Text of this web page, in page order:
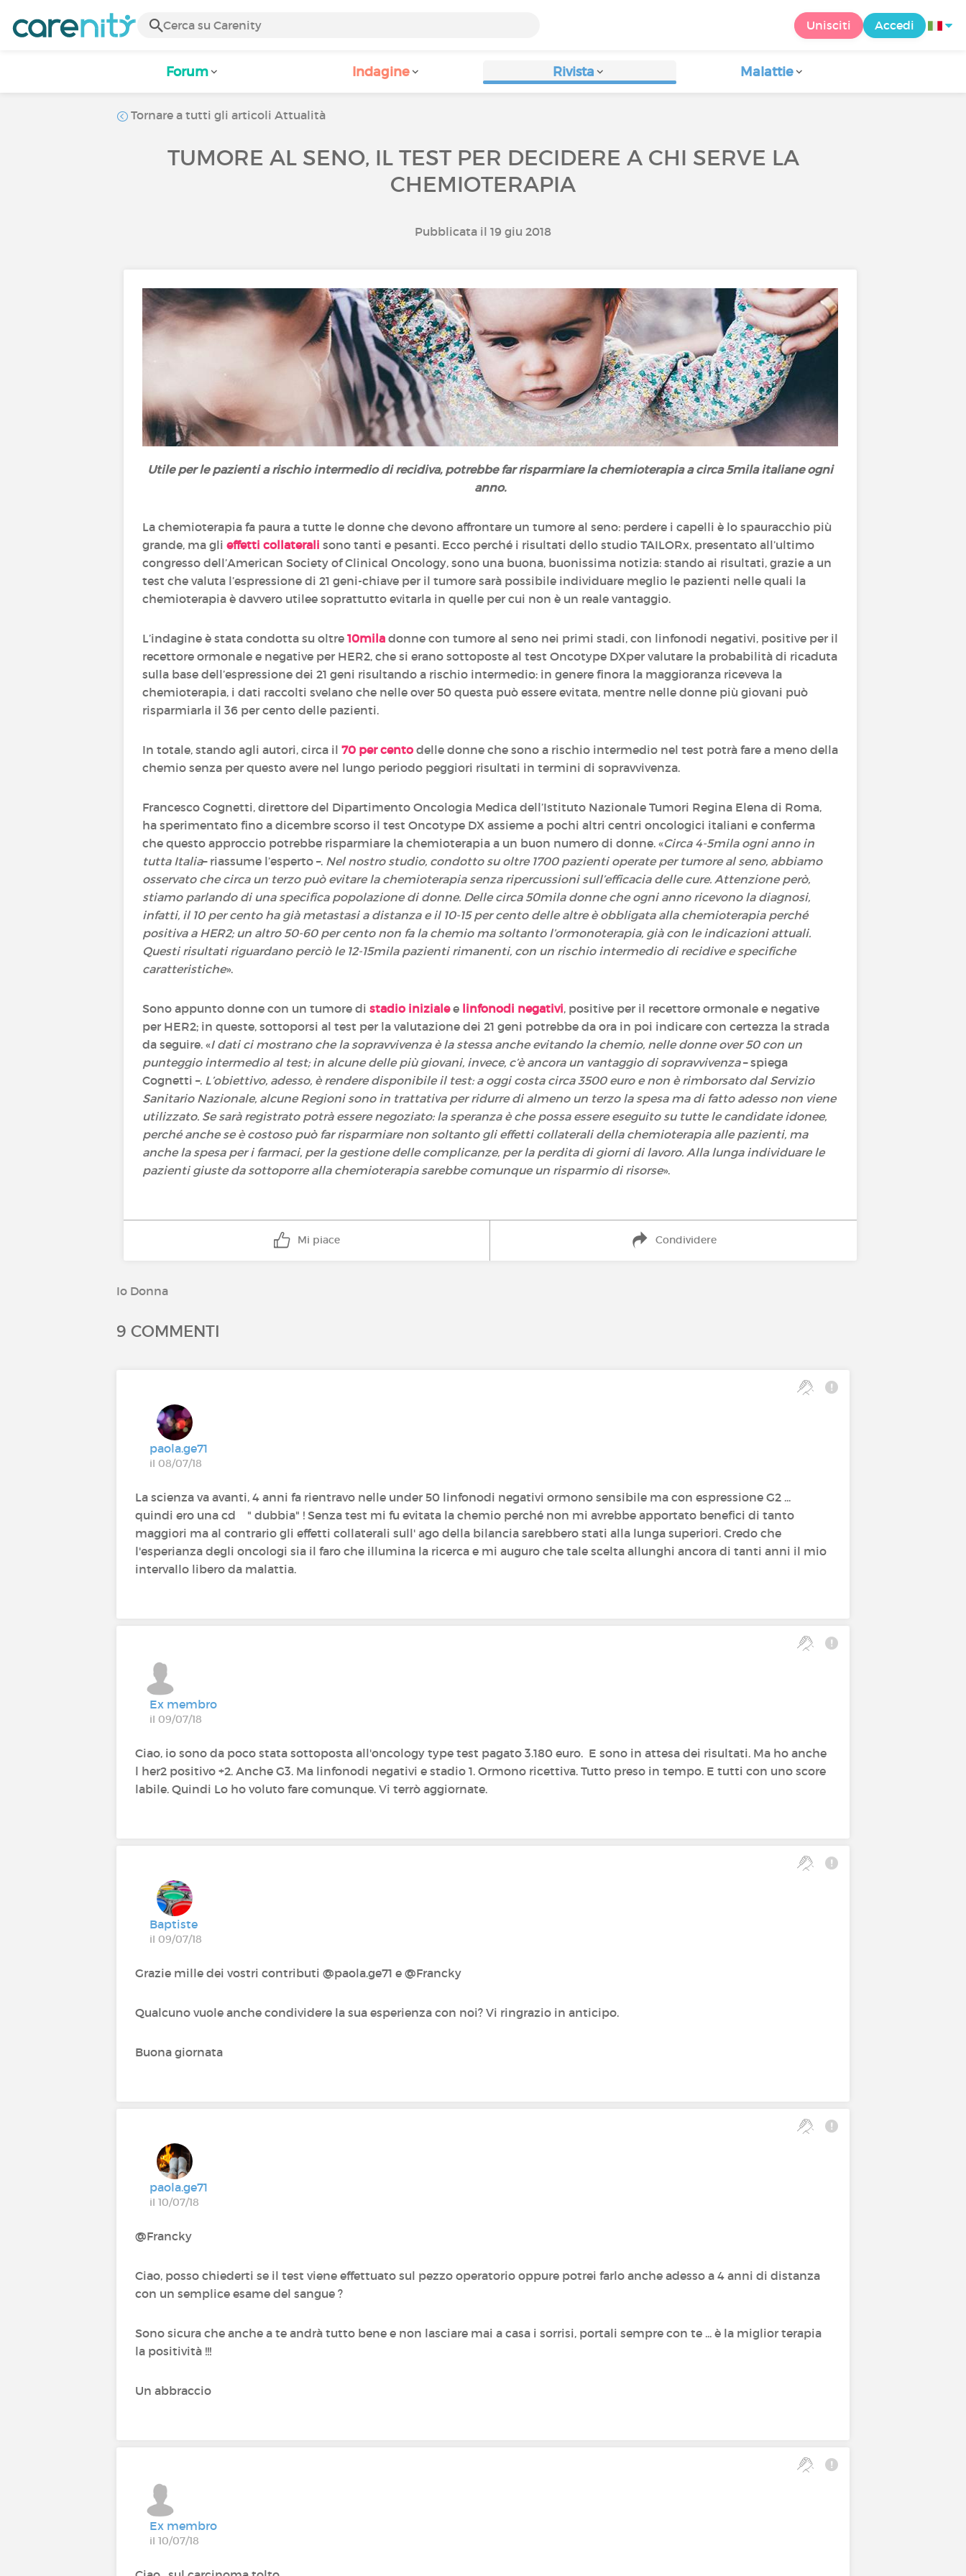
Unisciti Accedi
Forum Indagine Rivista Malattie
Tornare a tutti gli articoli Attualità
TUMORE AL SENO, IL TEST PER DECIDERE A CHI SERVE LA
CHEMIOTERAPIA
Pubblicata il 19 giu 2018
Utile per le pazienti a rischio intermedio di recidiva, potrebbe far risparmiare la chemioterapia a circa 5mila italiane ogni
anno.
La chemioterapia fa paura a tutte le donne che devono affrontare un tumore al seno: perdere i capelli è lo spauracchio più
grande, ma gli effetti collaterali sono tanti e pesanti. Ecco perché i risultati dello studio TAILORx, presentato all’ultimo
congresso dell’American Society of Clinical Oncology, sono una buona, buonissima notizia: stando ai risultati, grazie a un
test che valuta l’espressione di 21 geni-chiave per il tumore sarà possibile individuare meglio le pazienti nelle quali la
chemioterapia è davvero utilee soprattutto evitarla in quelle per cui non è un reale vantaggio.
L’indagine è stata condotta su oltre 10mila donne con tumore al seno nei primi stadi, con linfonodi negativi, positive per il
recettore ormonale e negative per HER2, che si erano sottoposte al test Oncotype DXper valutare la probabilità di ricaduta
sulla base dell’espressione dei 21 geni risultando a rischio intermedio: in genere finora la maggioranza riceveva la
chemioterapia, i dati raccolti svelano che nelle over 50 questa può essere evitata, mentre nelle donne più giovani può
risparmiarla il 36 per cento delle pazienti.
In totale, stando agli autori, circa il 70 per cento delle donne che sono a rischio intermedio nel test potrà fare a meno della
chemio senza per questo avere nel lungo periodo peggiori risultati in termini di sopravvivenza.
Francesco Cognetti, direttore del Dipartimento Oncologia Medica dell’Istituto Nazionale Tumori Regina Elena di Roma,
ha sperimentato fino a dicembre scorso il test Oncotype DX assieme a pochi altri centri oncologici italiani e conferma
che questo approccio potrebbe risparmiare la chemioterapia a un buon numero di donne. «Circa 4-5mila ogni anno in
tutta Italia– riassume l’esperto –. Nel nostro studio, condotto su oltre 1700 pazienti operate per tumore al seno, abbiamo
osservato che circa un terzo può evitare la chemioterapia senza ripercussioni sull’efficacia delle cure. Attenzione però,
stiamo parlando di una specifica popolazione di donne. Delle circa 50mila donne che ogni anno ricevono la diagnosi,
infatti, il 10 per cento ha già metastasi a distanza e il 10-15 per cento delle altre è obbligata alla chemioterapia perché
positiva a HER2; un altro 50-60 per cento non fa la chemio ma soltanto l’ormonoterapia, già con le indicazioni attuali.
Questi risultati riguardano perciò le 12-15mila pazienti rimanenti, con un rischio intermedio di recidive e specifiche
caratteristiche».
Sono appunto donne con un tumore di stadio inizialee linfonodi negativi, positive per il recettore ormonale e negative
per HER2; in queste, sottoporsi al test per la valutazione dei 21 geni potrebbe da ora in poi indicare con certezza la strada
da seguire. «I dati ci mostrano che la sopravvivenza è la stessa anche evitando la chemio, nelle donne over 50 con un
punteggio intermedio al test; in alcune delle più giovani, invece, c’è ancora un vantaggio di sopravvivenza– spiega
Cognetti –. L’obiettivo, adesso, è rendere disponibile il test: a oggi costa circa 3500 euro e non è rimborsato dal Servizio
Sanitario Nazionale, alcune Regioni sono in trattativa per ridurre di almeno un terzo la spesa ma di fatto adesso non viene
utilizzato. Se sarà registrato potrà essere negoziato: la speranza è che possa essere eseguito su tutte le candidate idonee,
perché anche se è costoso può far risparmiare non soltanto gli effetti collaterali della chemioterapia alle pazienti, ma
anche la spesa per i farmaci, per la gestione delle complicanze, per la perdita di giorni di lavoro. Alla lunga individuare le
pazienti giuste da sottoporre alla chemioterapia sarebbe comunque un risparmio di risorse».
Mi piace Condividere
Io Donna
9 COMMENTI
paola.ge71
il 08/07/18
La scienza va avanti, 4 anni fa rientravo nelle under 50 linfonodi negativi ormono sensibile ma con espressione G2 ...
quindi ero una cd " dubbia" ! Senza test mi fu evitata la chemio perché non mi avrebbe apportato benefici di tanto
maggiori ma al contrario gli effetti collaterali sull' ago della bilancia sarebbero stati alla lunga superiori. Credo che
l'esperianza degli oncologi sia il faro che illumina la ricerca e mi auguro che tale scelta allunghi ancora di tanti anni il mio
intervallo libero da malattia.
Ex membro
il 09/07/18
Ciao, io sono da poco stata sottoposta all'oncology type test pagato 3.180 euro. E sono in attesa dei risultati. Ma ho anche
l her2 positivo +2. Anche G3. Ma linfonodi negativi e stadio 1. Ormono ricettiva. Tutto preso in tempo. E tutti con uno score
labile. Quindi Lo ho voluto fare comunque. Vi terrò aggiornate.
Baptiste
il 09/07/18
Grazie mille dei vostri contributi @paola.ge71‍ e @Francky‍
Qualcuno vuole anche condividere la sua esperienza con noi? Vi ringrazio in anticipo.
Buona giornata
paola.ge71
il 10/07/18
@Francky
Ciao, posso chiederti se il test viene effettuato sul pezzo operatorio oppure potrei farlo anche adesso a 4 anni di distanza
con un semplice esame del sangue ?
Sono sicura che anche a te andrà tutto bene e non lasciare mai a casa i sorrisi, portali sempre con te ... è la miglior terapia
la positività !!!
Un abbraccio
Ex membro
il 10/07/18